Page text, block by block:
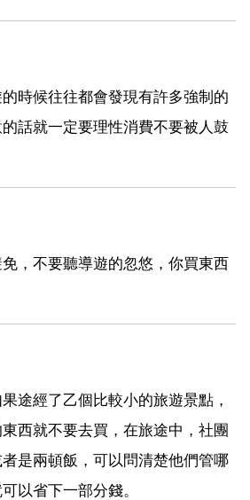
時候往往都會發現有許多強制的
話就一定要理性消費不要被人鼓
，不要聽導遊的忽悠，你買東西
途經了乙個比較小的旅遊景點，
西就不要去買，在旅途中，社團
是兩頓飯，可以問清楚他們管哪
以省下一部分錢。